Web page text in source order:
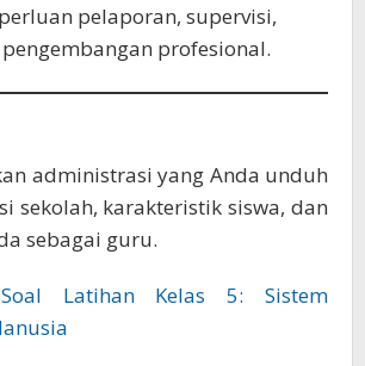
pelaporan, supervisi,
profesional.
administrasi yang Anda unduh
sekolah, karakteristik siswa, dan
sebagai guru.
Soal Latihan Kelas 5: Sistem